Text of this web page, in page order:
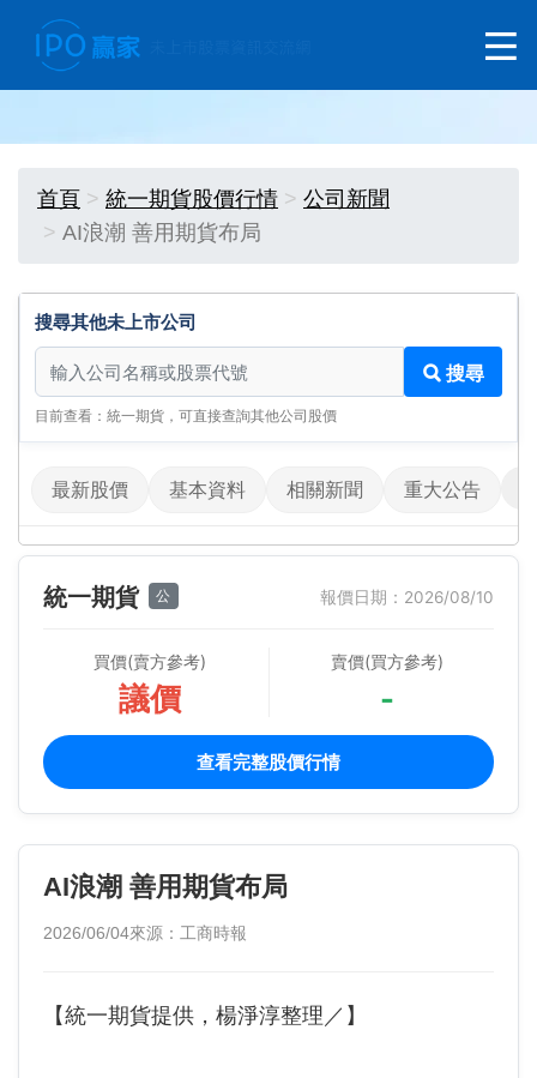
首頁 統一期貨股價行情
公司新聞
AI浪潮 善用期貨布局
搜尋其他未上市公司
搜尋其他未上市公司
搜尋
目前查看：統一期貨，可直接查詢其他公司股價
最新股價 基本資料 相關新聞 重大公告
統一期貨 公 報價日期：2026/08/10
買價(賣方參考)
議價
賣價(買方參考)
-
查看完整股價行情
AI浪潮 善用期貨布局
2026/06/04來源：工商時報
【統一期貨提供，楊淨淳整理／】